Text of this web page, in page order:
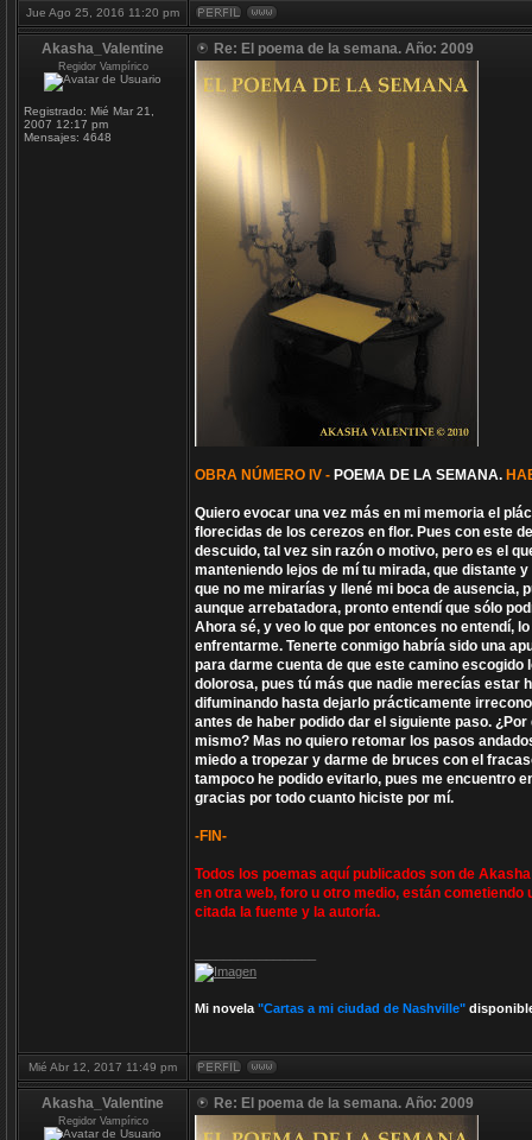
Jue Ago 25, 2016 11:20 pm
Akasha_Valentine
Regidor Vampírico
Registrado: Mié Mar 21,
2007 12:17 pm
Mensajes: 4648
Re: El poema de la semana. Año: 2009
OBRA NÚMERO IV - POEMA DE LA SEMANA.
Quiero evocar una vez más en mi memoria el
florecidas de los cerezos en flor. Pues con este
descuido, tal vez sin razón o motivo, pero es el
manteniendo lejos de mí tu mirada, que distante
que no me mirarías y llené mi boca de ausencia,
aunque arrebatadora, pronto entendí que sólo
Ahora sé, y veo lo que por entonces no entendí,
enfrentarme. Tenerte conmigo habría sido una
para darme cuenta de que este camino
dolorosa, pues tú más que nadie merecías estar
difuminando hasta dejarlo prácticamente
antes de haber podido dar el siguiente paso.
mismo? Mas no quiero retomar los pasos
miedo a tropezar y darme de bruces con el
tampoco he podido evitarlo, pues me encuentro
gracias por todo cuanto hiciste por mí.
-FIN-
Todos los poemas aquí publicados son de
en otra web, foro u otro medio, están
citada la fuente y la autoría.
Mi novela "Cartas a mi ciudad de Nashville"
Mié Abr 12, 2017 11:49 pm
Akasha_Valentine
Regidor Vampírico
Re: El poema de la semana. Año: 2009